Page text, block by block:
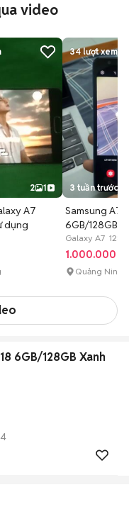
video
2 1
A7
dụng
34lượt xem
3 tuần trước
Samsung A7
6GB/128GB
Galaxy A7 128
1.000.000 đ
Quảng Ninh
6GB/128GB Xanh